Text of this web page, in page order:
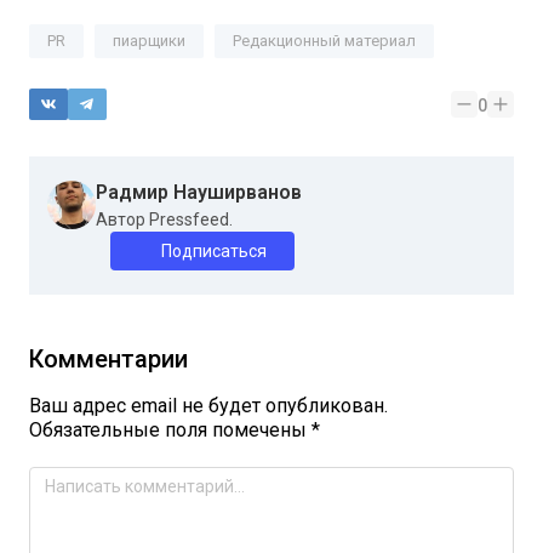
PR пиарщики Редакционный материал
0
Радмир Науширванов
Автор Pressfeed.
Подписаться
Комментарии
Ваш адрес email не будет опубликован.
Обязательные поля помечены *